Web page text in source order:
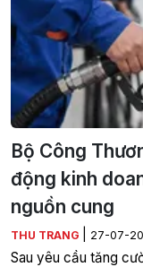
Bộ Công
động kinh
nguồn cung
THU TRANG 27-07-
Sau yêu cầu tăng